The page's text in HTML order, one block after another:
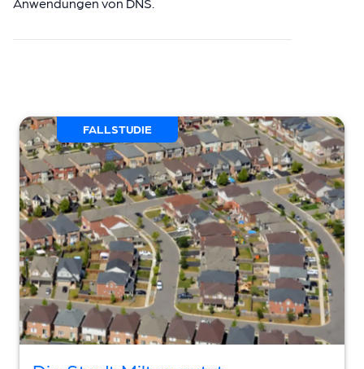
FALLSTUDIE